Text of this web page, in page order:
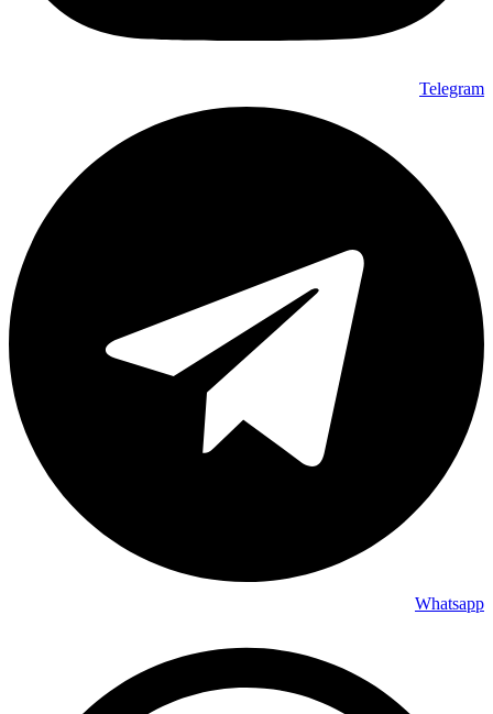
Telegram
Whatsapp